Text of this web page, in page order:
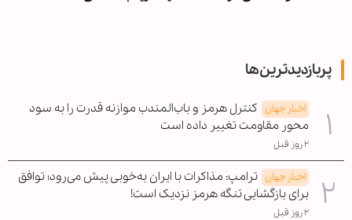
پربازدیدترین‌ها
اخبار جهان کنترل هرمز و باب‌المندب موازنه قدرت را به سود
محور مقاومت تغییر داده است
۲ روز قبل
اخبار جهان ترامپ: مذاکرات با ایران به‌خوبی پیش می‌رود؛ توافق
برای بازگشایی تنگه هرمز نزدیک است!
۲ روز قبل